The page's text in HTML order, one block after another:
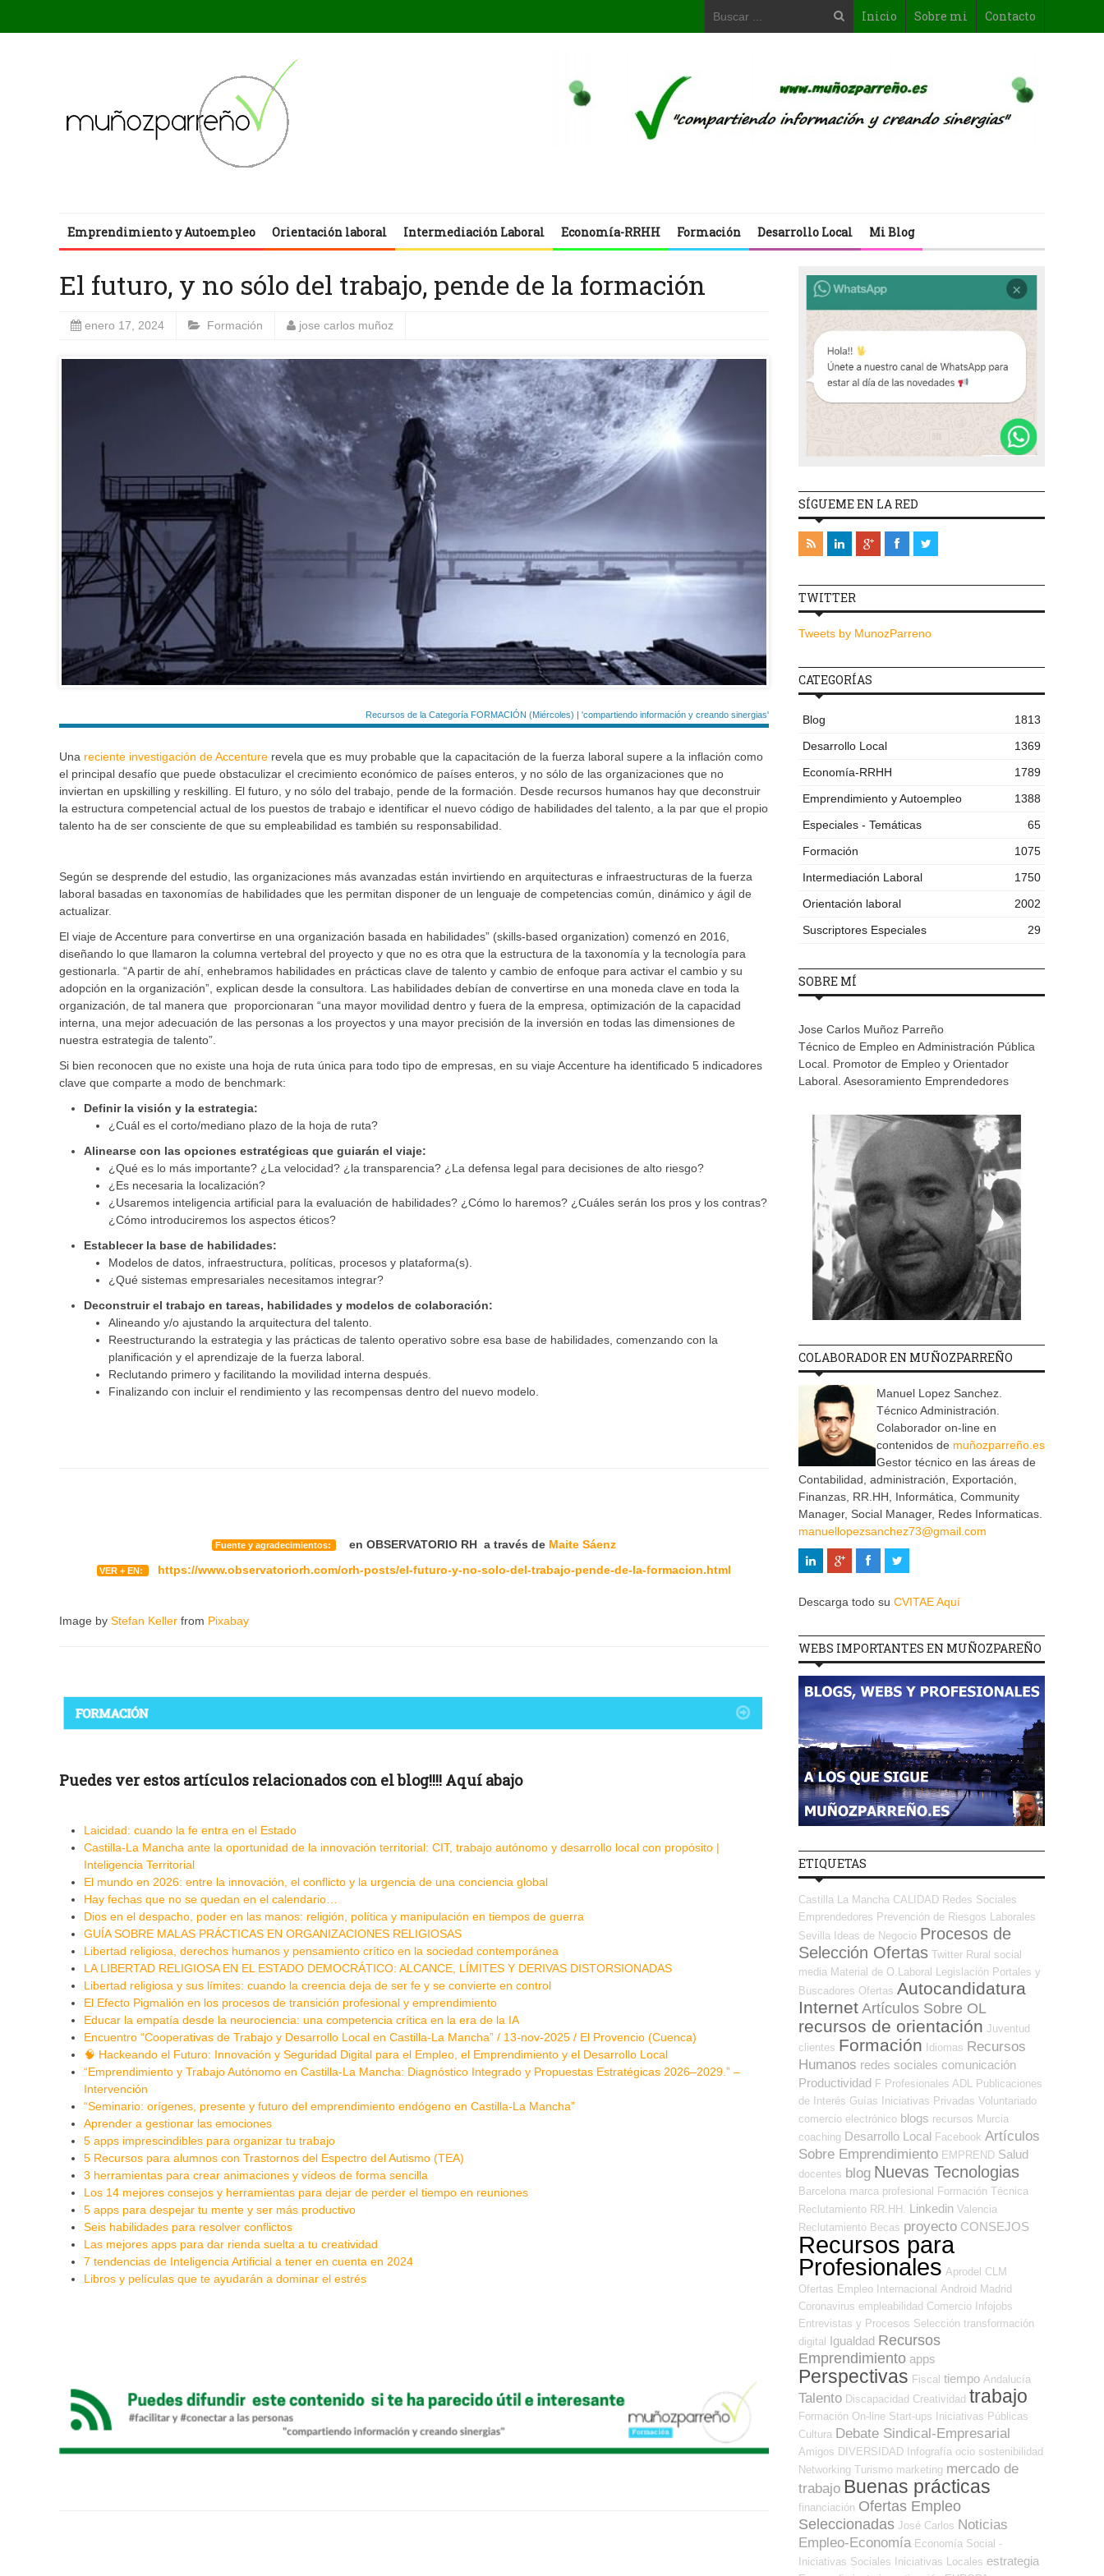
Inicio Sobre mi Contacto
Emprendimiento y Autoempleo Orientación laboral Intermediación Laboral Economía-RRHH Formación Desarrollo Local Mi Blog
El futuro, y no sólo del trabajo, pende de la formación
enero 17, 2024 Formación jose carlos muñoz
Recursos de la Categoría FORMACIÓN (Miércoles) | 'compartiendo información y creando sinergias'
Una reciente investigación de Accenture revela que es muy probable que la capacitación de la fuerza laboral supere a la inflación como
el principal desafío que puede obstaculizar el crecimiento económico de países enteros, y no sólo de las organizaciones que no
inviertan en upskilling y reskilling. El futuro, y no sólo del trabajo, pende de la formación. Desde recursos humanos hay que deconstruir
la estructura competencial actual de los puestos de trabajo e identificar el nuevo código de habilidades del talento, a la par que el propio
talento ha de ser consciente de que su empleabilidad es también su responsabilidad.
Según se desprende del estudio, las organizaciones más avanzadas están invirtiendo en arquitecturas e infraestructuras de la fuerza
laboral basadas en taxonomías de habilidades que les permitan disponer de un lenguaje de competencias común, dinámico y ágil de
actualizar.
El viaje de Accenture para convertirse en una organización basada en habilidades” (skills-based organization) comenzó en 2016,
diseñando lo que llamaron la columna vertebral del proyecto y que no es otra que la estructura de la taxonomía y la tecnología para
gestionarla. “A partir de ahí, enhebramos habilidades en prácticas clave de talento y cambio de enfoque para activar el cambio y su
adopción en la organización”, explican desde la consultora. Las habilidades debían de convertirse en una moneda clave en toda la
organización, de tal manera que proporcionaran “una mayor movilidad dentro y fuera de la empresa, optimización de la capacidad
interna, una mejor adecuación de las personas a los proyectos y una mayor precisión de la inversión en todas las dimensiones de
nuestra estrategia de talento”.
Si bien reconocen que no existe una hoja de ruta única para todo tipo de empresas, en su viaje Accenture ha identificado 5 indicadores
clave que comparte a modo de benchmark:
Definir la visión y la estrategia:
¿Cuál es el corto/mediano plazo de la hoja de ruta?
Alinearse con las opciones estratégicas que guiarán el viaje:
¿Qué es lo más importante? ¿La velocidad? ¿la transparencia? ¿La defensa legal para decisiones de alto riesgo?
¿Es necesaria la localización?
¿Usaremos inteligencia artificial para la evaluación de habilidades? ¿Cómo lo haremos? ¿Cuáles serán los pros y los contras?
¿Cómo introduciremos los aspectos éticos?
Establecer la base de habilidades:
Modelos de datos, infraestructura, políticas, procesos y plataforma(s).
¿Qué sistemas empresariales necesitamos integrar?
Deconstruir el trabajo en tareas, habilidades y modelos de colaboración:
Alineando y/o ajustando la arquitectura del talento.
Reestructurando la estrategia y las prácticas de talento operativo sobre esa base de habilidades, comenzando con la
planificación y el aprendizaje de la fuerza laboral.
Reclutando primero y facilitando la movilidad interna después.
Finalizando con incluir el rendimiento y las recompensas dentro del nuevo modelo.
Fuente y agradecimientos: en OBSERVATORIO RH a través de Maite Sáenz
VER + EN: https://www.observatoriorh.com/orh-posts/el-futuro-y-no-solo-del-trabajo-pende-de-la-formacion.html
Image by Stefan Keller from Pixabay
Puedes ver estos artículos relacionados con el blog!!!! Aquí abajo
Laicidad: cuando la fe entra en el Estado
Castilla-La Mancha ante la oportunidad de la innovación territorial: CIT, trabajo autónomo y desarrollo local con propósito |
Inteligencia Territorial
El mundo en 2026: entre la innovación, el conflicto y la urgencia de una conciencia global
Hay fechas que no se quedan en el calendario…
Dios en el despacho, poder en las manos: religión, política y manipulación en tiempos de guerra
GUÍA SOBRE MALAS PRÁCTICAS EN ORGANIZACIONES RELIGIOSAS
Libertad religiosa, derechos humanos y pensamiento crítico en la sociedad contemporánea
LA LIBERTAD RELIGIOSA EN EL ESTADO DEMOCRÁTICO: ALCANCE, LÍMITES Y DERIVAS DISTORSIONADAS
Libertad religiosa y sus límites: cuando la creencia deja de ser fe y se convierte en control
El Efecto Pigmalión en los procesos de transición profesional y emprendimiento
Educar la empatía desde la neurociencia: una competencia crítica en la era de la IA
Encuentro “Cooperativas de Trabajo y Desarrollo Local en Castilla-La Mancha” / 13-nov-2025 / El Provencio (Cuenca)
🧠 Hackeando el Futuro: Innovación y Seguridad Digital para el Empleo, el Emprendimiento y el Desarrollo Local
“Emprendimiento y Trabajo Autónomo en Castilla-La Mancha: Diagnóstico Integrado y Propuestas Estratégicas 2026–2029.” –
Intervención
“Seminario: orígenes, presente y futuro del emprendimiento endógeno en Castilla-La Mancha”
Aprender a gestionar las emociones
5 apps imprescindibles para organizar tu trabajo
5 Recursos para alumnos con Trastornos del Espectro del Autismo (TEA)
3 herramientas para crear animaciones y vídeos de forma sencilla
Los 14 mejores consejos y herramientas para dejar de perder el tiempo en reuniones
5 apps para despejar tu mente y ser más productivo
Seis habilidades para resolver conflictos
Las mejores apps para dar rienda suelta a tu creatividad
7 tendencias de Inteligencia Artificial a tener en cuenta en 2024
Libros y películas que te ayudarán a dominar el estrés
SÍGUEME EN LA RED
TWITTER
Tweets by MunozParreno
CATEGORÍAS
Blog
1813
Desarrollo Local
1369
Economía-RRHH
1789
Emprendimiento y Autoempleo
1388
Especiales - Temáticas
65
Formación
1075
Intermediación Laboral
1750
Orientación laboral
2002
Suscriptores Especiales
29
SOBRE MÍ
Jose Carlos Muñoz Parreño
Técnico de Empleo en Administración Pública
Local. Promotor de Empleo y Orientador
Laboral. Asesoramiento Emprendedores
COLABORADOR EN MUÑOZPARREÑO
Manuel Lopez Sanchez.
Técnico Administración.
Colaborador on-line en
contenidos de muñozparreño.es
Gestor técnico en las áreas de
Contabilidad, administración, Exportación,
Finanzas, RR.HH, Informática, Community
Manager, Social Manager, Redes Informaticas.
manuellopezsanchez73@gmail.com
Descarga todo su CVITAE Aquí
WEBS IMPORTANTES EN MUÑOZPAREÑO
ETIQUETAS
Castilla La Mancha CALIDAD Redes Sociales
Emprendedores Prevención de Riesgos Laborales
Sevilla
Ideas de Negocio Procesos de
Selección Ofertas Twitter Rural social
media Material de O.Laboral Legislación Portales y
Buscadores Ofertas Autocandidatura
Internet Artículos Sobre OL
recursos de orientación Juventud
clientes Formación Idiomas Recursos
Humanos redes sociales comunicación
Productividad F Profesionales ADL
Publicaciones
de Interés Guías Iniciativas Privadas Voluntariado
comercio electrónico blogs recursos Murcia
coaching Desarrollo Local Facebook Artículos
Sobre Emprendimiento EMPREND Salud
docentes blog Nuevas Tecnologias
Barcelona marca profesional
Formación Técnica
Reclutamiento RR.HH.
Linkedin Valencia
Reclutamiento Becas proyecto CONSEJOS
Recursos para
Profesionales Aprodel CLM
Ofertas Empleo Internacional Android Madrid
Coronavirus empleabilidad Comercio Infojobs
Entrevistas y Procesos Selección transformación
digital Igualdad Recursos
Emprendimiento apps
Perspectivas Fiscal tiempo Andalucía
Talento Discapacidad Creatividad trabajo
Formación On-line Start-ups
Iniciativas Públicas
Cultura Debate Sindical-Empresarial
Amigos DIVERSIDAD Infografía ocio sostenibilidad
Networking Turismo marketing mercado de
trabajo Buenas prácticas
financiación Ofertas Empleo
Seleccionadas José Carlos Noticias
Empleo-Economía Economía Social -
Iniciativas Sociales
Iniciativas Locales estrategia